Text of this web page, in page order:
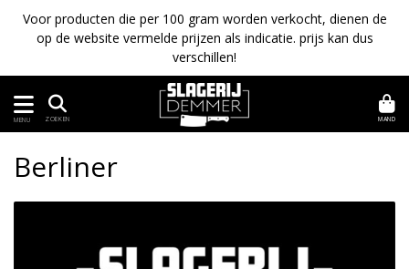
Voor producten die per 100 gram worden verkocht, dienen de
op de website vermelde prijzen als indicatie. prijs kan dus
verschillen!
MENU ZOEKEN MAND
Berliner